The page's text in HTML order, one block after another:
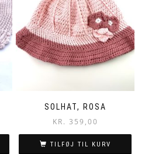
SOLHAT, ROSA
KR. 359,00
TILFØJ TIL KURV